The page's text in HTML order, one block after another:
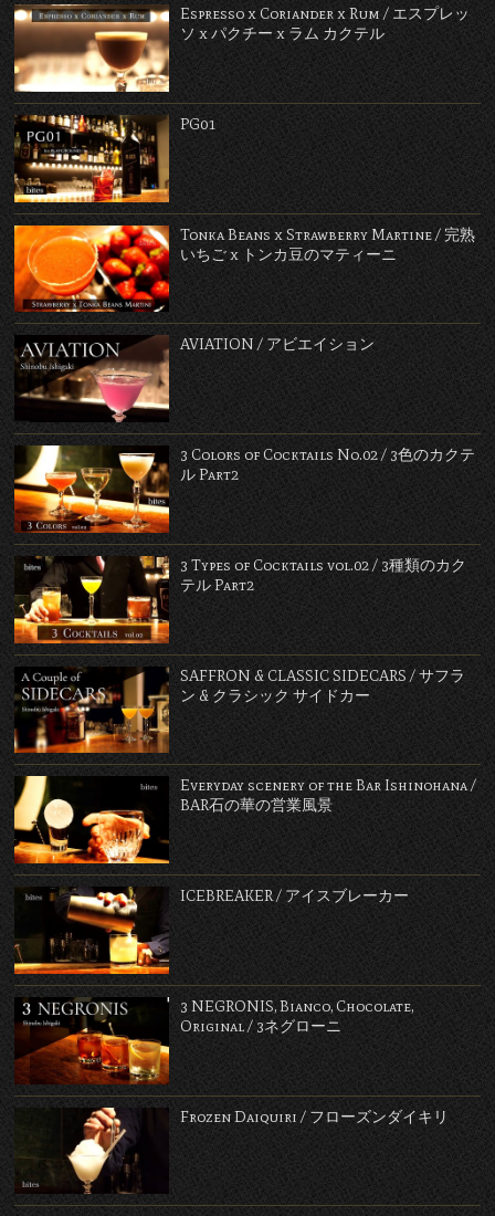
Espresso x Coriander x Rum / エスプレッ
ソ x パクチー x ラム カクテル
PG01
Tonka Beans x Strawberry Martine / 完熟
いちご x トンカ豆のマティーニ
AVIATION / アビエイション
3 Colors of Cocktails No.02 / 3色のカクテ
ル Part2
3 Types of Cocktails vol.02 / 3種類のカク
テル Part2
SAFFRON & CLASSIC SIDECARS / サフラ
ン & クラシック サイドカー
Everyday scenery of the Bar Ishinohana /
BAR石の華の営業風景
ICEBREAKER / アイスブレーカー
3 NEGRONIS, Bianco, Chocolate,
Original / 3ネグローニ
Frozen Daiquiri / フローズンダイキリ